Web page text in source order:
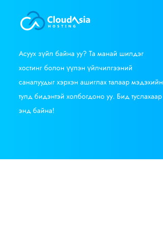
Асуух зүйл байна уу? Та манай шилдэг
хостинг болон үүлэн үйлчилгээний
саналуудыг хэрхэн ашиглах талаар мэдэхийн
тулд бидэнтэй холбогдоно уу. Бид туслахаар
энд байна!